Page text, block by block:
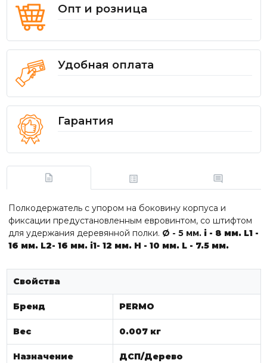
Опт и розница
Удобная оплата
Гарантия
Полкодержатель с упором на боковину корпуса и
фиксации предустановленным евровинтом, со штифтом
для удержания деревянной полки. Ø - 5 мм. i - 8 мм. L1 -
16 мм. L2- 16 мм. i1- 12 мм. H - 10 мм. L - 7.5 мм.
Свойства
Бренд PERMO
Вес 0.007 кг
Назначение ДСП/Дерево